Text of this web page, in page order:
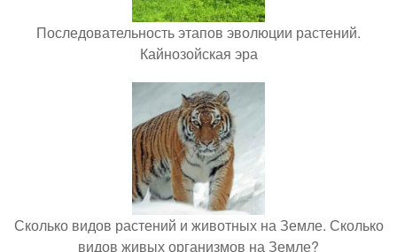
Последовательность этапов эволюции растений.
Кайнозойская эра
Сколько видов растений и животных на Земле. Сколько
видов живых организмов на Земле?